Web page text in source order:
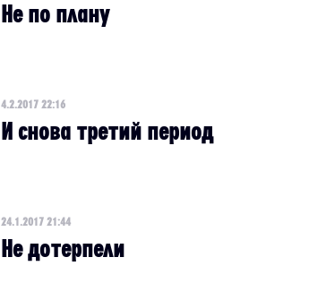
Не по плану
4.2.2017 22:16
И снова третий период
24.1.2017 21:44
Не дотерпели